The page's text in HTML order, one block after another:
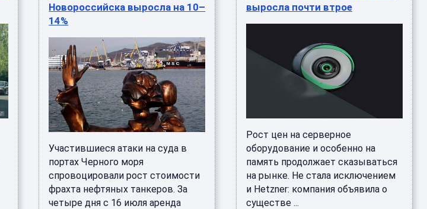
Новороссийска выросла на 10–
14%
Участившиеся атаки на суда в
портах Черного моря
спровоцировали рост стоимости
фрахта нефтяных танкеров. За
четыре дня с 16 июля аренда
выросла почти втрое
Рост цен на серверное
оборудование и особенно на
память продолжает сказываться
на рынке. Не стала исключением
и Hetzner: компания объявила о
существе ...